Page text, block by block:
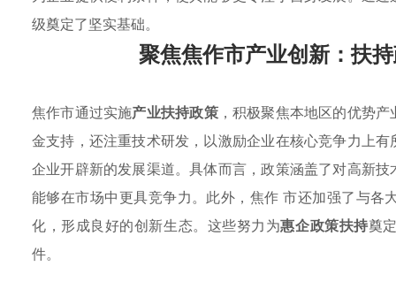
级奠定了坚实基础。
聚焦焦作市产业创新：扶
焦作市通过实施产业扶持政策，积极聚焦本地区的优势
金支持，还注重技术研发，以激励企业在核心竞争力上
企业开辟新的发展渠道。具体而言，政策涵盖了对高新
能够在市场中更具竞争力。此外，焦作 市还加强了与
化，形成良好的创新生态。这些努力为惠企政策扶持奠
件。